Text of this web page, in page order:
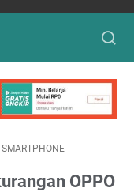
SMARTPHONE
OPPO